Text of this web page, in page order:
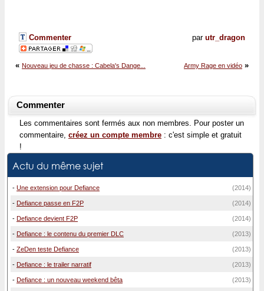
par utr_dragon
Commenter
Army Rage en vidéo »
« Nouveau jeu de chasse : Cabela's Dange...
Commenter
Les commentaires sont fermés aux non membres. Pour poster un
commentaire, créez un compte membre : c'est simple et gratuit
!
Actu du même sujet
- Une extension pour Defiance (2014)
- Defiance passe en F2P (2014)
- Defiance devient F2P (2014)
- Defiance : le contenu du premier DLC (2013)
- ZeDen teste Defiance (2013)
- Defiance : le trailer narratif (2013)
- Defiance : un nouveau weekend bêta (2013)